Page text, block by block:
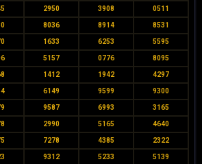
2950 3908 0511
8036 8914 8531
1633 6253 5595
5157 0776 8095
1412 1942 4297
6149 9599 9300
9587 6993 3165
2990 5165 4640
7278 4385 2322
9312 5233 5139